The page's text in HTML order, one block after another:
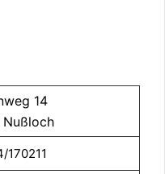
14
170211